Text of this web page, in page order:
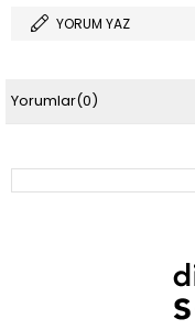
YORUM YAZ
Yorumlar(0)